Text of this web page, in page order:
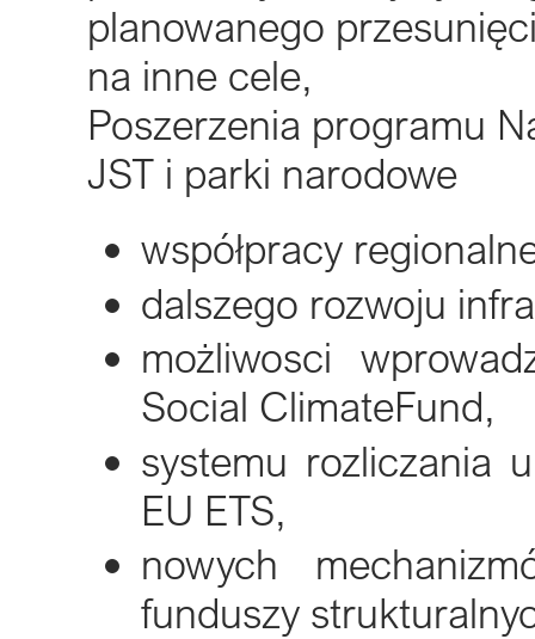
planowanego
na inne cele,
Poszerzenia programu
JST i parki narodowe
współpracy
dalszego rozwoju
możliwosci
Social ClimateFund,
systemu rozliczania
EU ETS,
nowych
funduszy